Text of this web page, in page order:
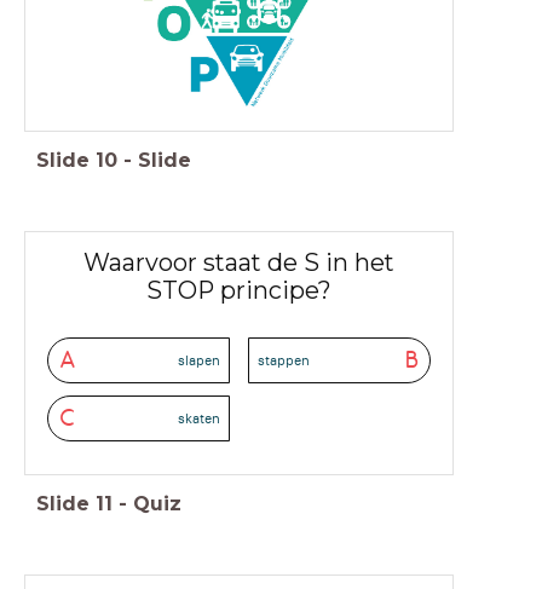
Slide 10 - Slide
Waarvoor staat de S in het
STOP principe?
A slapen B
stappen
C skaten
Slide 11 - Quiz